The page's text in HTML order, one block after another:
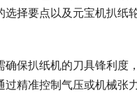
择要点以及元宝机扒纸
保扒纸机的刀具锋利度
精准控制气压或机械张